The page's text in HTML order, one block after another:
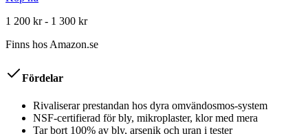
1 200 kr - 1 300 kr
Finns hos Amazon.se
Fördelar
Rivaliserar prestandan hos dyra omvändosmos-system
NSF-certifierad för bly, mikroplaster, klor med mera
Tar bort 100% av bly, arsenik och uran i tester